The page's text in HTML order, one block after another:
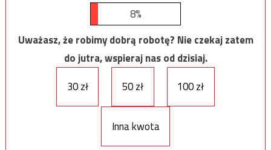
8%
Uważasz, że robimy dobrą robotę? Nie czekaj zatem
do jutra, wspieraj nas od dzisiaj.
30 zł
50 zł 100 zł
Inna kwota